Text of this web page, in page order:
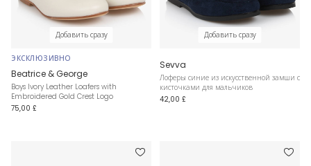
Добавить сразу
ЭКСКЛЮЗИВНО
Beatrice & George
Boys Ivory Leather Loafers with
Embroidered Gold Crest Logo
75,00 £
Добавить сразу
Sevva
Лоферы синие из искусственной замши с
кисточками для мальчиков
42,00 £